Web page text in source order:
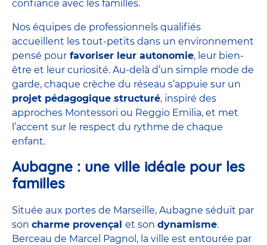
confiance avec les familles.
Nos équipes de professionnels qualifiés
accueillent les tout-petits dans un environnement
pensé pour favoriser leur autonomie, leur bien-
être et leur curiosité. Au-delà d’un simple mode de
garde, chaque crèche du réseau s’appuie sur un
projet pédagogique structuré, inspiré des
approches Montessori ou Reggio Emilia, et met
l’accent sur le respect du rythme de chaque
enfant.
Aubagne : une ville idéale pour les
familles
Située aux portes de Marseille, Aubagne séduit par
son charme provençal et son dynamisme.
Berceau de Marcel Pagnol, la ville est entourée par